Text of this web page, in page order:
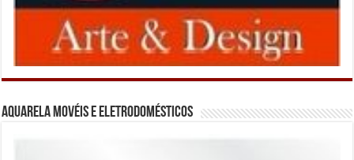
Aquarela Movéis e Eletrodomésticos